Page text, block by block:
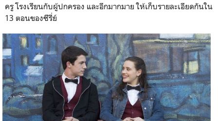
ครู โรงเรียนกับผู้ปกครอง และอีกมากมาย ให้เก็บรายละเอียดกันใน
13 ตอนของซีรี่ย์